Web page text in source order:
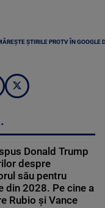
ȘTIRILE PROTV ÎN GOOGLE
Donald Trump
despre
său pentru
din 2028. Pe cine a
Rubio și Vance